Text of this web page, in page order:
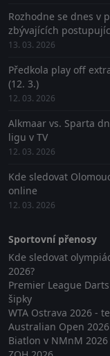
Rozhodne se dnes v
zbývajících
13. 03. 2026
Předkola play off
(12. 3.)
12. 03. 2026
Alkmaar vs. Sparta
ligu v TV
12. 03. 2026
Kde sledovat
online
12. 03. 2026
Sportovní přenosy
Kde sledovat
2026?
Premier League
šipky
WTA Ostrava 2026 -
Australian Open 2026
Biatlon v NMnM 2026